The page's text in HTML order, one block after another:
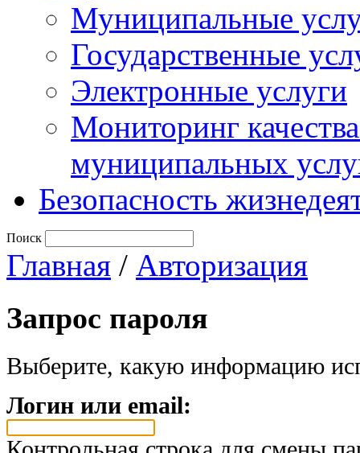
Муниципальные
Государственные
Электронные услуги
Мониторинг
муниципальных
Безопасность
Поиск
Главная / Авторизация
Запрос пароля
Выберите, какую информацию
Логин или email: